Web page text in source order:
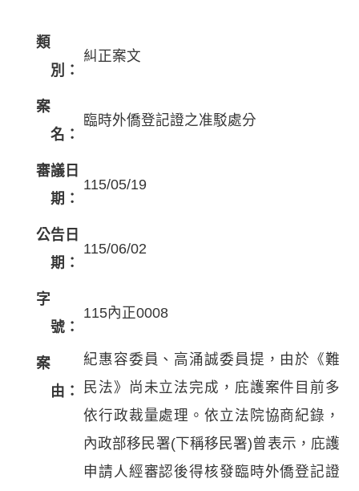
類
別：
糾正案文
案
名：
臨時外僑登記證之准駁處分
審議日
期：
115/05/19
公告日
期：
115/06/02
字
號：
115內正0008
案
由：
紀惠容委員、高涌誠委員提，由於《難
民法》尚未立法完成，庇護案件目前多
依行政裁量處理。依立法院協商紀錄，
內政部移民署(下稱移民署)曾表示，庇護
申請人經審認後得核發臨時外僑登記證